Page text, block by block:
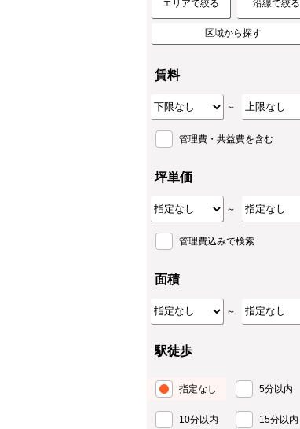
エリアで絞る 沿線で絞る
区域から探す
賃料
～
管理費・共益費を含む
坪単価
～
管理費込みで検索
面積
～
駅徒歩
指定なし 5分以内
10分以内 15分以内